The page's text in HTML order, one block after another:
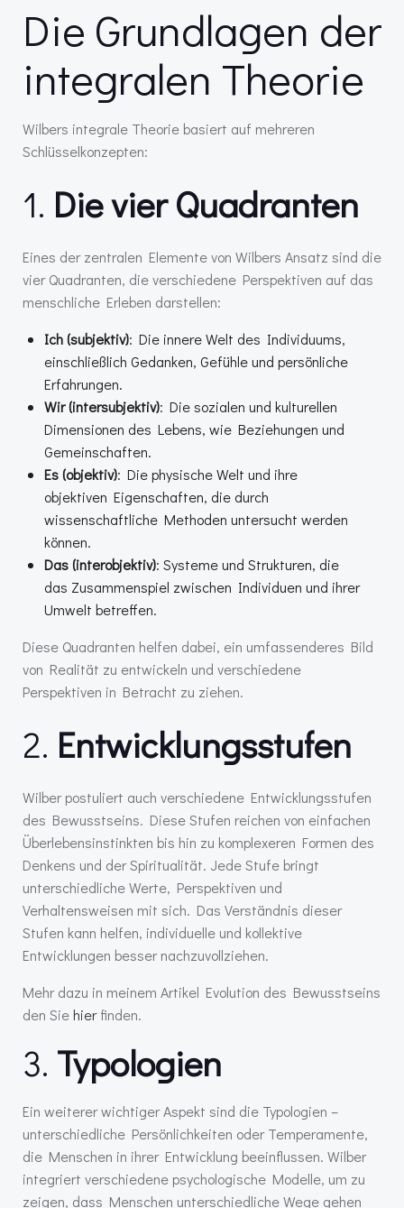
Die Grundlagen der
integralen Theorie
Wilbers integrale Theorie basiert auf mehreren
Schlüsselkonzepten:
1. Die vier Quadranten
Eines der zentralen Elemente von Wilbers Ansatz sind die
vier Quadranten, die verschiedene Perspektiven auf das
menschliche Erleben darstellen:
Ich (subjektiv): Die innere Welt des Individuums,
einschließlich Gedanken, Gefühle und persönliche
Erfahrungen.
Wir (intersubjektiv): Die sozialen und kulturellen
Dimensionen des Lebens, wie Beziehungen und
Gemeinschaften.
Es (objektiv): Die physische Welt und ihre
objektiven Eigenschaften, die durch
wissenschaftliche Methoden untersucht werden
können.
Das (interobjektiv): Systeme und Strukturen, die
das Zusammenspiel zwischen Individuen und ihrer
Umwelt betreffen.
Diese Quadranten helfen dabei, ein umfassenderes Bild
von Realität zu entwickeln und verschiedene
Perspektiven in Betracht zu ziehen.
2. Entwicklungsstufen
Wilber postuliert auch verschiedene Entwicklungsstufen
des Bewusstseins. Diese Stufen reichen von einfachen
Überlebensinstinkten bis hin zu komplexeren Formen des
Denkens und der Spiritualität. Jede Stufe bringt
unterschiedliche Werte, Perspektiven und
Verhaltensweisen mit sich. Das Verständnis dieser
Stufen kann helfen, individuelle und kollektive
Entwicklungen besser nachzuvollziehen.
Mehr dazu in meinem Artikel Evolution des Bewusstseins
den Siehierfinden.
3. Typologien
Ein weiterer wichtiger Aspekt sind die Typologien –
unterschiedliche Persönlichkeiten oder Temperamente,
die Menschen in ihrer Entwicklung beeinflussen. Wilber
integriert verschiedene psychologische Modelle, um zu
zeigen, dass Menschen unterschiedliche Wege gehen